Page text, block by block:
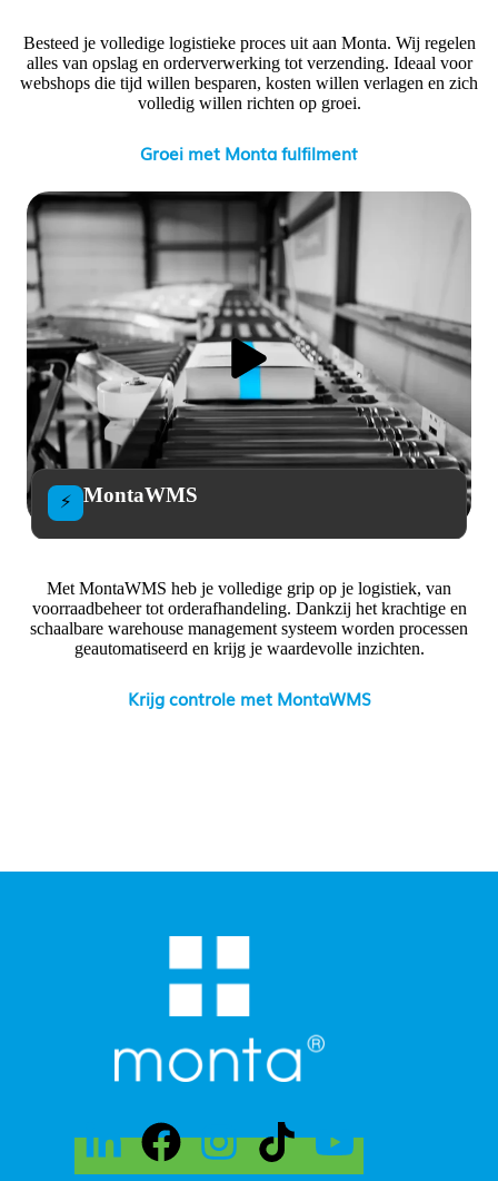
Besteed je volledige logistieke proces uit aan Monta. Wij regelen
alles van opslag en orderverwerking tot verzending. Ideaal voor
webshops die tijd willen besparen, kosten willen verlagen en zich
volledig willen richten op groei.
Groei met Monta fulfilment
⚡ MontaWMS
Met MontaWMS heb je volledige grip op je logistiek, van
voorraadbeheer tot orderafhandeling. Dankzij het krachtige en
schaalbare warehouse management systeem worden processen
geautomatiseerd en krijg je waardevolle inzichten.
Krijg controle met MontaWMS